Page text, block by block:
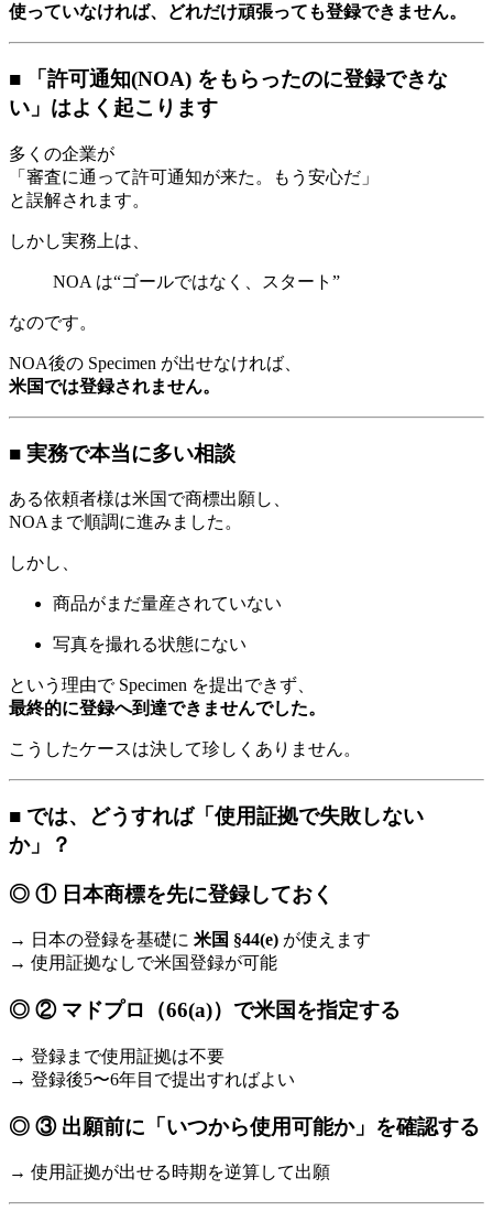
使っていなければ、どれだけ頑張っても登録できません。
■ 「許可通知(NOA) をもらったのに登録できな
い」はよく起こります
多くの企業が
「審査に通って許可通知が来た。もう安心だ」
と誤解されます。
しかし実務上は、
NOA は“ゴールではなく、スタート”
なのです。
NOA後の Specimen が出せなければ、
米国では登録されません。
■ 実務で本当に多い相談
ある依頼者様は米国で商標出願し、
NOAまで順調に進みました。
しかし、
商品がまだ量産されていない
写真を撮れる状態にない
という理由で Specimen を提出できず、
最終的に登録へ到達できませんでした。
こうしたケースは決して珍しくありません。
■ では、どうすれば「使用証拠で失敗しない
か」？
◎ ① 日本商標を先に登録しておく
→ 日本の登録を基礎に 米国 §44(e) が使えます
→ 使用証拠なしで米国登録が可能
◎ ② マドプロ（66(a)）で米国を指定する
→ 登録まで使用証拠は不要
→ 登録後5〜6年目で提出すればよい
◎ ③ 出願前に「いつから使用可能か」を確認する
→ 使用証拠が出せる時期を逆算して出願